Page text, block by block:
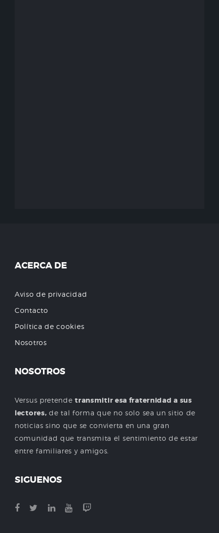
ACERCA DE
Aviso de privacidad
Contacto
Política de cookies
Nosotros
NOSOTROS
Versus pretendetransmitir esa fraternidad a sus
lectores, de tal forma que no solo sea un sitio de
noticias sino que se convierta en una gran
comunidad que transmita el sentimiento de estar
entre familiares y amigos.
SIGUENOS